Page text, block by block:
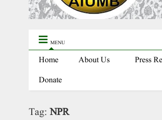
MENU
Home About Us Press
Donate
Tag:NPR